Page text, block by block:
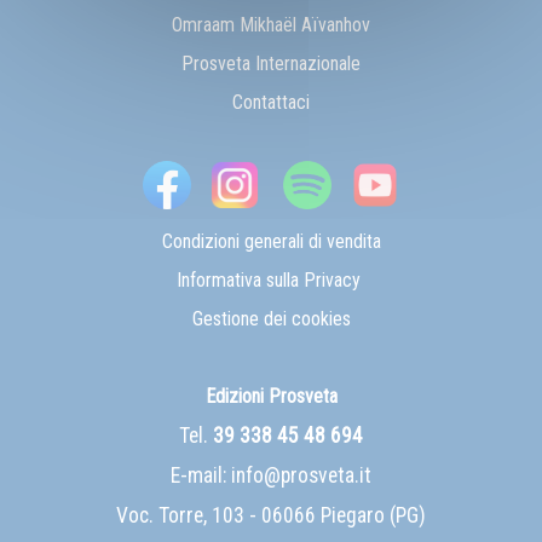
Omraam Mikhaël Aïvanhov
Prosveta Internazionale
Contattaci
Condizioni generali di vendita
Informativa sulla Privacy
Gestione dei cookies
Edizioni Prosveta
Tel. 39 338 45 48 694
E-mail: info@prosveta.it
Voc. Torre, 103 - 06066 Piegaro (PG)